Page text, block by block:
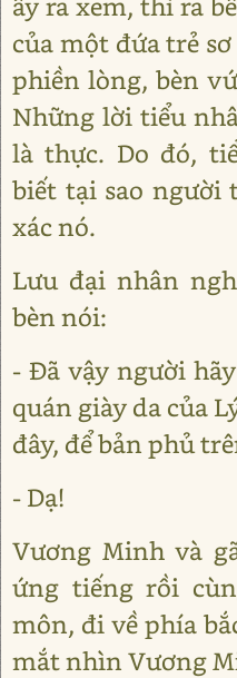
của một đứa trẻ
phiền lòng, bèn
Những lời tiểu
là thực. Do đó,
biết tại sao người
xác nó.
Lưu đại nhân
bèn nói:
- Đã vậy người
quán giày da của
đây, để bản phủ
- Dạ!
Vương Minh và
ứng tiếng rồi
môn, đi về phía
mắt nhìn Vương